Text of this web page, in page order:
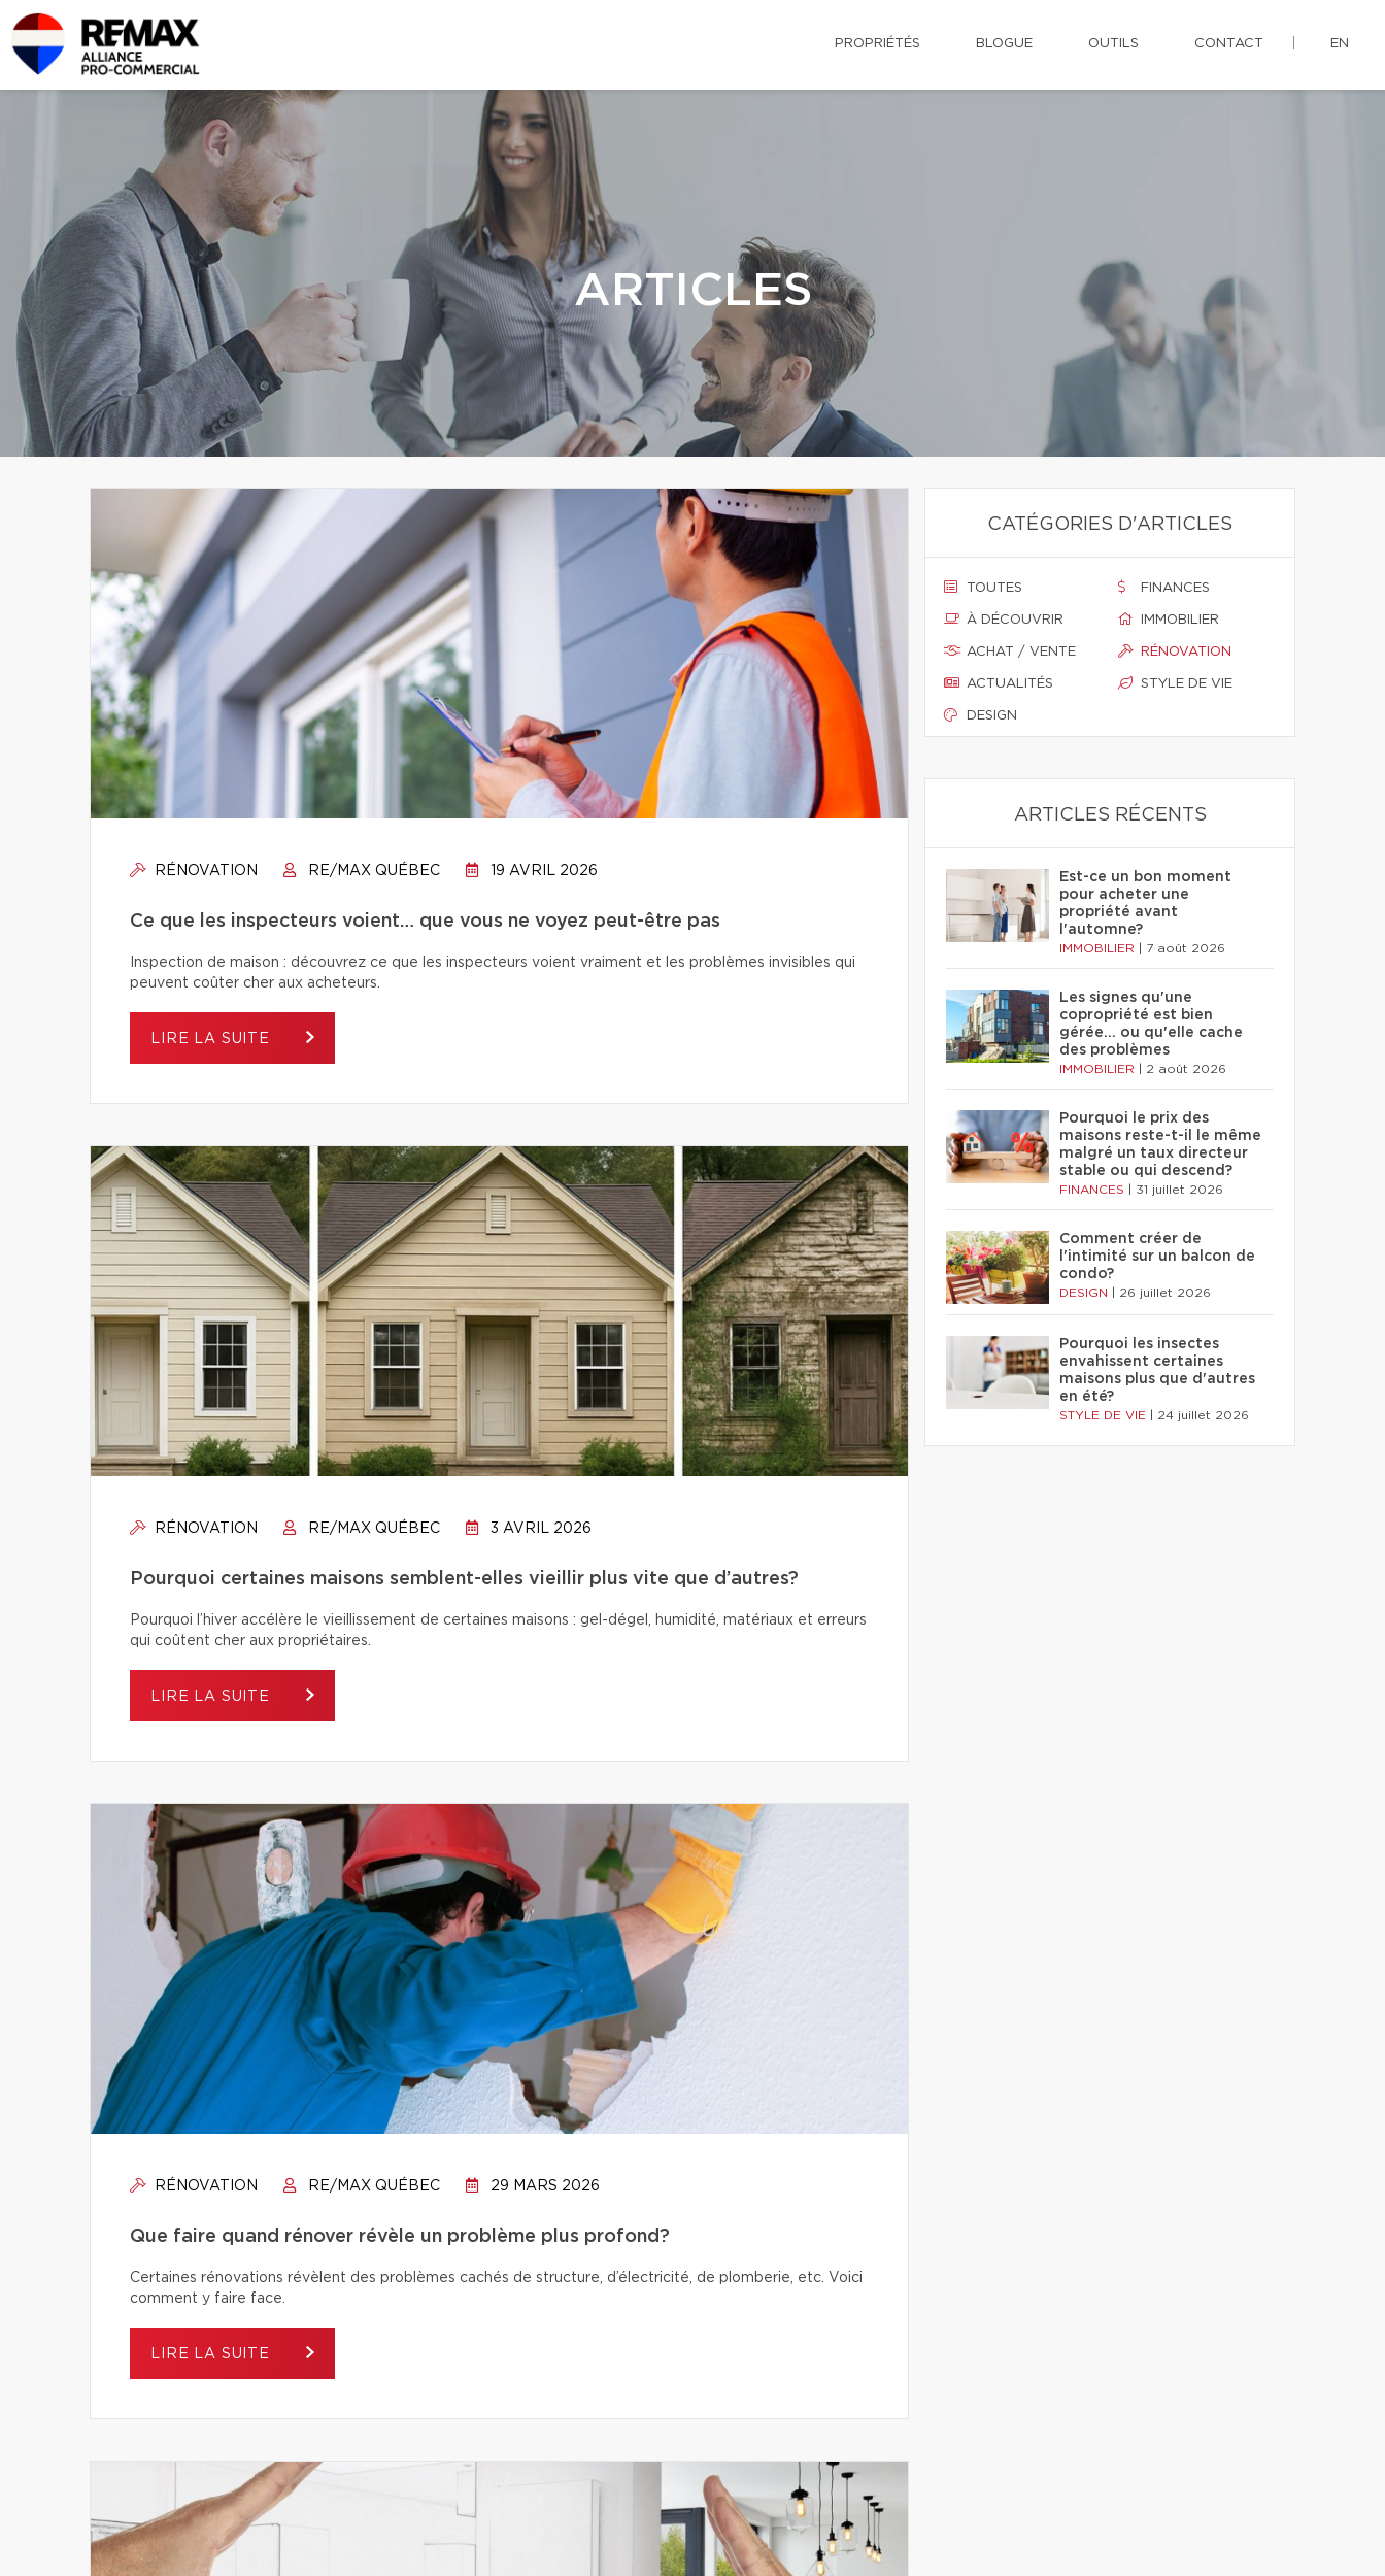
PROPRIÉTÉS BLOGUE OUTILS CONTACT EN
ARTICLES
RÉNOVATION RE/MAX QUÉBEC 19 AVRIL 2026
Ce que les inspecteurs voient… que vous ne voyez peut-être pas
Inspection de maison : découvrez ce que les inspecteurs voient vraiment et les problèmes invisibles qui
peuvent coûter cher aux acheteurs.
LIRE LA SUITE
RÉNOVATION RE/MAX QUÉBEC 3 AVRIL 2026
Pourquoi certaines maisons semblent-elles vieillir plus vite que d’autres?
Pourquoi l’hiver accélère le vieillissement de certaines maisons : gel-dégel, humidité, matériaux et erreurs
qui coûtent cher aux propriétaires.
LIRE LA SUITE
RÉNOVATION RE/MAX QUÉBEC 29 MARS 2026
Que faire quand rénover révèle un problème plus profond?
Certaines rénovations révèlent des problèmes cachés de structure, d’électricité, de plomberie, etc. Voici
comment y faire face.
LIRE LA SUITE
CATÉGORIES D'ARTICLES
TOUTES
À DÉCOUVRIR
ACHAT / VENTE
ACTUALITÉS
DESIGN
FINANCES
IMMOBILIER
RÉNOVATION
STYLE DE VIE
ARTICLES RÉCENTS
Est-ce un bon moment
pour acheter une
propriété avant
l'automne?
IMMOBILIER 7 août 2026
Les signes qu'une
copropriété est bien
gérée… ou qu'elle cache
des problèmes
IMMOBILIER 2 août 2026
Pourquoi le prix des
maisons reste-t-il le même
malgré un taux directeur
stable ou qui descend?
FINANCES 31 juillet 2026
Comment créer de
l'intimité sur un balcon de
condo?
DESIGN 26 juillet 2026
Pourquoi les insectes
envahissent certaines
maisons plus que d'autres
en été?
STYLE DE VIE 24 juillet 2026